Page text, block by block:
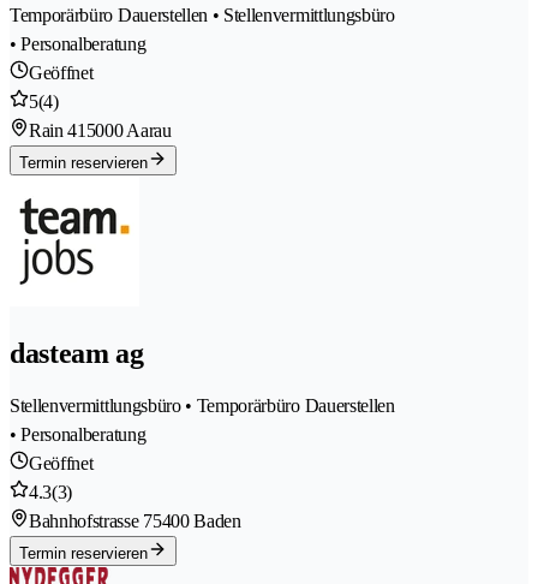
Temporärbüro Dauerstellen • Stellenvermittlungsbüro
• Personalberatung
Geöffnet
5(4)
Rain 41 5000 Aarau
Termin reservieren
dasteam ag
Stellenvermittlungsbüro • Temporärbüro Dauerstellen
• Personalberatung
Geöffnet
4.3(3)
Bahnhofstrasse 75400 Baden
Termin reservieren